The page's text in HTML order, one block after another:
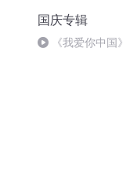
国庆专辑
《我爱你中国》